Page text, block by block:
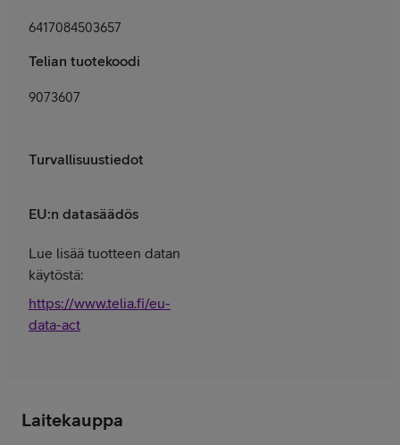
6417084503657
Telian tuotekoodi
9073607
Turvallisuustiedot
EU:n datasäädös
Lue lisää tuotteen datan
käytöstä:
https://www.telia.fi/eu-
data-act
Laitekauppa